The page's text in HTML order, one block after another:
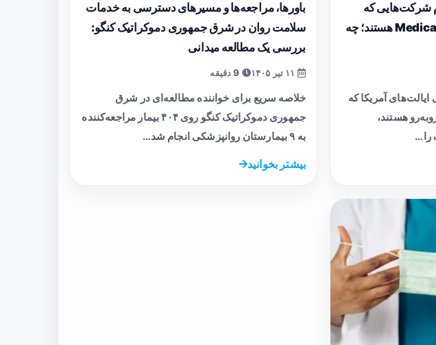
شرکت‌هایی که
کارمندانشان تحت پوشش Medicaid هستند؛ چه
آمریکا که
هستند،
را…
باورها، مراجعه‌ها و مسیرهای دسترسی به خدمات
سلامت روان در شرق جمهوری دموکراتیک کنگو:
بررسی یک مطالعه میدانی
خلاصه سریع برای خواننده مطالعه‌ای در شرق
جمهوری دموکراتیک کنگو روی ۴۰۴ بیمار مراجعه‌کننده
به ۹ بیمارستان روانپزشکی انجام شد…
بیشتر بخوانید